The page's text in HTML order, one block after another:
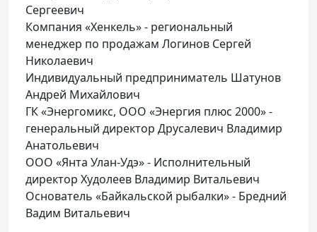
Сергеевич
Компания «Хенкель» - региональный
менеджер по продажам Логинов Сергей
Николаевич
Индивидуальный предприниматель Шатунов
Андрей Михайлович
ГК «Энергомикс, ООО «Энергия плюс 2000» -
генеральный директор Друсалевич Владимир
Анатольевич
ООО «Янта Улан-Удэ» - Исполнительный
директор Худолеев Владимир Витальевич
Основатель «Байкальской рыбалки» - Бредний
Вадим Витальевич